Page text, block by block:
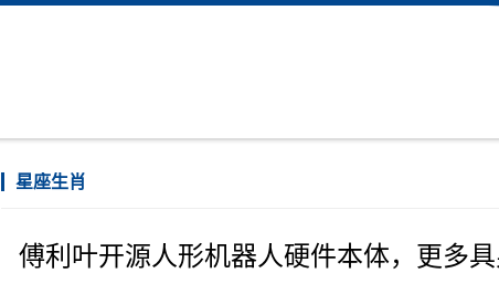
星座生肖
傅利叶开源人形机器人硬件本体，更多